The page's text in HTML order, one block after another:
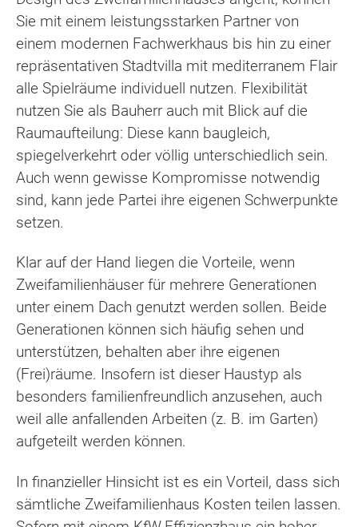
Sie mit einem leistungsstarken Partner von
einem modernen Fachwerkhaus bis hin zu einer
repräsentativen Stadtvilla mit mediterranem Flair
alle Spielräume individuell nutzen. Flexibilität
nutzen Sie als Bauherr auch mit Blick auf die
Raumaufteilung: Diese kann baugleich,
spiegelverkehrt oder völlig unterschiedlich sein.
Auch wenn gewisse Kompromisse notwendig
sind, kann jede Partei ihre eigenen Schwerpunkte
setzen.
Klar auf der Hand liegen die Vorteile, wenn
Zweifamilienhäuser für mehrere Generationen
unter einem Dach genutzt werden sollen. Beide
Generationen können sich häufig sehen und
unterstützen, behalten aber ihre eigenen
(Frei)räume. Insofern ist dieser Haustyp als
besonders familienfreundlich anzusehen, auch
weil alle anfallenden Arbeiten (z. B. im Garten)
aufgeteilt werden können.
In finanzieller Hinsicht ist es ein Vorteil, dass sich
sämtliche Zweifamilienhaus Kosten teilen lassen.